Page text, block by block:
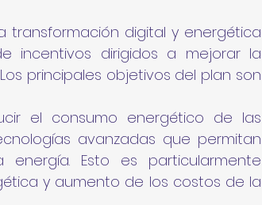
transformación digital y energética
incentivos dirigidos a mejorar la
principales objetivos del plan son
el consumo energético de las
avanzadas que permitan
Esto es particularmente
y aumento de los costos de la